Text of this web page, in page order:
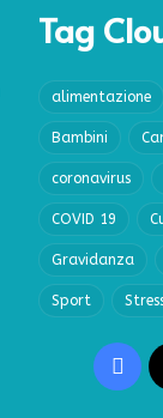
Tag
alimentazione
Bambini
coronavirus
COVID 19
Gravidanza
Sport